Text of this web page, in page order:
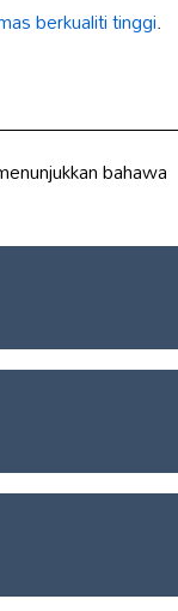
berkualiti tinggi.
bahawa